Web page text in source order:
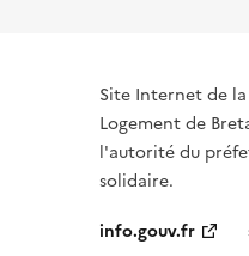
Site Internet de
Logement de
l'autorité du
solidaire.
info.gouv.fr